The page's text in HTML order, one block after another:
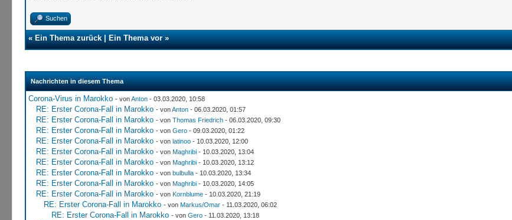
Suchen
«Ein Thema zurück|Ein Thema vor»
Nachrichten in diesem Thema
Corona-Virus in Marokko - vonAnton- 03.03.2020, 10:58
RE: Erster Corona-Fall in Marokko - vonAnton- 06.03.2020, 01:57
RE: Erster Corona-Fall in Marokko - von Thomas Friedrich- 06.03.2020, 09:30
RE: Erster Corona-Fall in Marokko - von Gero- 09.03.2020, 01:22
RE: Erster Corona-Fall in Marokko - von latinoo- 10.03.2020, 12:00
RE: Erster Corona-Fall in Marokko - von Maghribi- 10.03.2020, 13:04
RE: Erster Corona-Fall in Marokko - von Maghribi- 10.03.2020, 13:12
RE: Erster Corona-Fall in Marokko - von bulbulla- 10.03.2020, 13:34
RE: Erster Corona-Fall in Marokko - von Maghribi- 10.03.2020, 14:05
RE: Erster Corona-Fall in Marokko - von Kornblume- 10.03.2020, 21:19
RE: Erster Corona-Fall in Marokko - von Markus/Omar- 11.03.2020, 06:02
RE: Erster Corona-Fall in Marokko - von Gero- 11.03.2020, 13:18